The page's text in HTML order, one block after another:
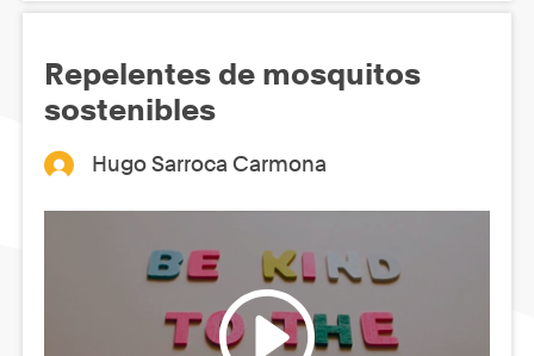
Repelentes de mosquitos
sostenibles
Hugo Sarroca Carmona